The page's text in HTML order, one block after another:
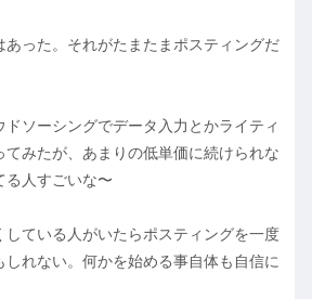
あった。それがたまたまポスティングだ
ソーシングでデータ入力とかライティ
てみたが、あまりの低単価に続けられな
る人すごいな〜
している人がいたらポスティングを一度
れない。何かを始める事自体も自信に